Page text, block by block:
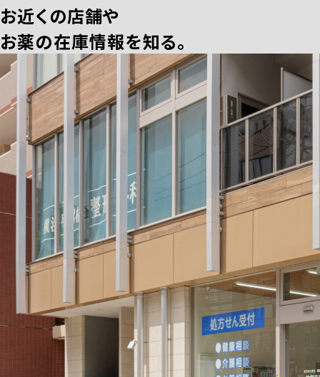
お近くの店舗や
お薬の在庫情報を知る。